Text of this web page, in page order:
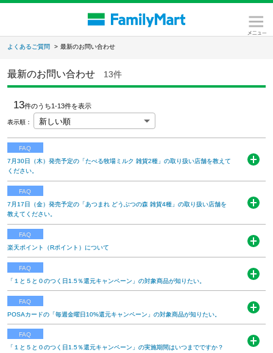
よくあるご質問 > 最新のお問い合わせ
最新のお問い合わせ 13件
13件のうち1-13件を表示
表示順 ：
FAQ
7月30日（木）発売予定の「たべる牧場ミルク 雑貨2種」の取り扱い店舗を教えて
ください。
く
「たべる牧場ミルク 雑貨2種」の取り扱い店舗は下記地域別PDFを
ご覧ください。 ※店舗により、品切れやお取り扱いのない場合
がございますので、あらかじめご了承ください。※本商品のご予
約、店...
FAQ
7月17日（金）発売予定の「あつまれ どうぶつの森 雑貨4種」の取り扱い店舗を
教えてください。
く
「あつまれ どうぶつの森 雑貨4種」の取り扱い店舗は下記地域別
PDFをご覧ください。※店舗により、品切れやお取り扱いのない場
合がございますので、あらかじめご了承ください。※本商品のご予
約、店舗でのお取...
続きを読む
FAQ
楽天ポイント（Rポイント）について
楽天ペイメント社の判断で、現在ファミリーマートの店舗で 楽天ポ
イントのご利用に制限がかかっております。 （２０２５年１０月１
０日時点で１，５００ポイントに設定） 詳細につきましては、楽天
ポイント...
続きを読む
FAQ
「１と５と０のつく日1.5％還元キャンペーン」の対象商品が知りたい。
「楽天ギフトカード/スマホプリペイド/レジでApple Accountにチャ
ージ」以外の POSAカードが対象です。 詳しくは下記ファミリーマ
ート公式HPをご確認ください。 ファミリーマー...
続きを読む
FAQ
POSAカードの「毎週金曜日10%還元キャンペーン」の対象商品が知りたい。
公式HPに記載している「対象外商品」を除く すべてのPOSAカード
が対象です。 対象外：Apple Gift Card/Google Play ギフトカード/楽
FAQ
「１と５と０のつく日1.5％還元キャンペーン」の実施期間はいつまでですか？